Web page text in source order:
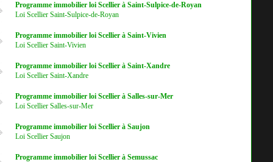
Programme immobilier loi Scellier à Saint-Sulpice-de-Royan
Loi Scellier Saint-Sulpice-de-Royan
Programme immobilier loi Scellier à Saint-Vivien
Loi Scellier Saint-Vivien
Programme immobilier loi Scellier à Saint-Xandre
Loi Scellier Saint-Xandre
Programme immobilier loi Scellier à Salles-sur-Mer
Loi Scellier Salles-sur-Mer
Programme immobilier loi Scellier à Saujon
Loi Scellier Saujon
Programme immobilier loi Scellier à Semussac